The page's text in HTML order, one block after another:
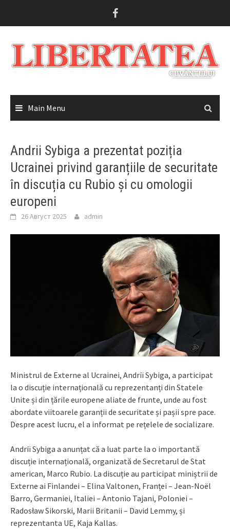
Main Menu
Andrii Sybiga a prezentat poziția
Ucrainei privind garanțiile de securitate
în discuția cu Rubio și cu omologii
europeni
26 Август 2025 admin
Ministrul de Externe al Ucrainei, Andriï Sybiga, a participat
la o discuție internațională cu reprezentanți din Statele
Unite și din țările europene aliate de frunte, unde au fost
abordate viitoarele garanții de securitate și pașii spre pace.
Despre acest lucru, el a informat pe rețelele de socializare.
Andriï Sybiga a anunțat că a luat parte la o importantă
discuție internațională, organizată de Secretarul de Stat
american, Marco Rubio. La discuție au participat miniștrii de
Externe ai Finlandei – Elina Valtonen, Franței – Jean-Noël
Barro, Germaniei, Italiei – Antonio Tajani, Poloniei –
Radosław Sikorski, Marii Britanii – David Lemmy, și
reprezentanta UE, Kaja Kallas.